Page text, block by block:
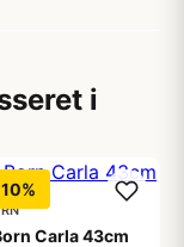
i
Carla 43cm